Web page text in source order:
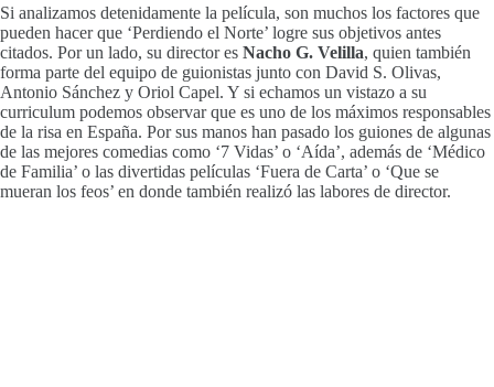
Si analizamos detenidamente la película, son muchos los factores que
pueden hacer que ‘Perdiendo el Norte’ logre sus objetivos antes
citados. Por un lado, su director es Nacho G. Velilla, quien también
forma parte del equipo de guionistas junto con David S. Olivas,
Antonio Sánchez y Oriol Capel. Y si echamos un vistazo a su
curriculum podemos observar que es uno de los máximos responsables
de la risa en España. Por sus manos han pasado los guiones de algunas
de las mejores comedias como ‘7 Vidas’ o ‘Aída’, además de ‘Médico
de Familia’ o las divertidas películas ‘Fuera de Carta’ o ‘Que se
mueran los feos’ en donde también realizó las labores de director.